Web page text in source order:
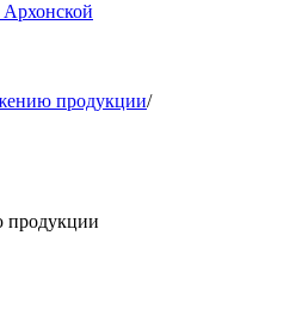
продукции/
продукции